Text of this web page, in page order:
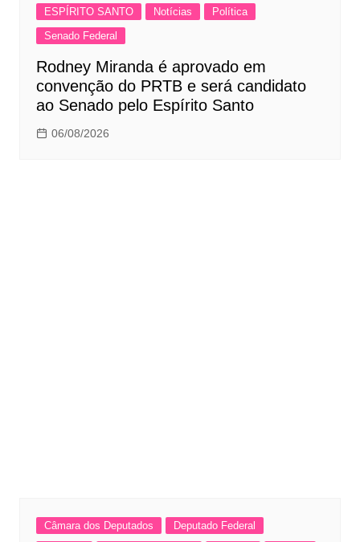
ESPÍRITO SANTO
Notícias
Política
Senado Federal
Rodney Miranda é aprovado em
convenção do PRTB e será candidato
ao Senado pelo Espírito Santo
06/08/2026
Câmara dos Deputados
Deputado Federal